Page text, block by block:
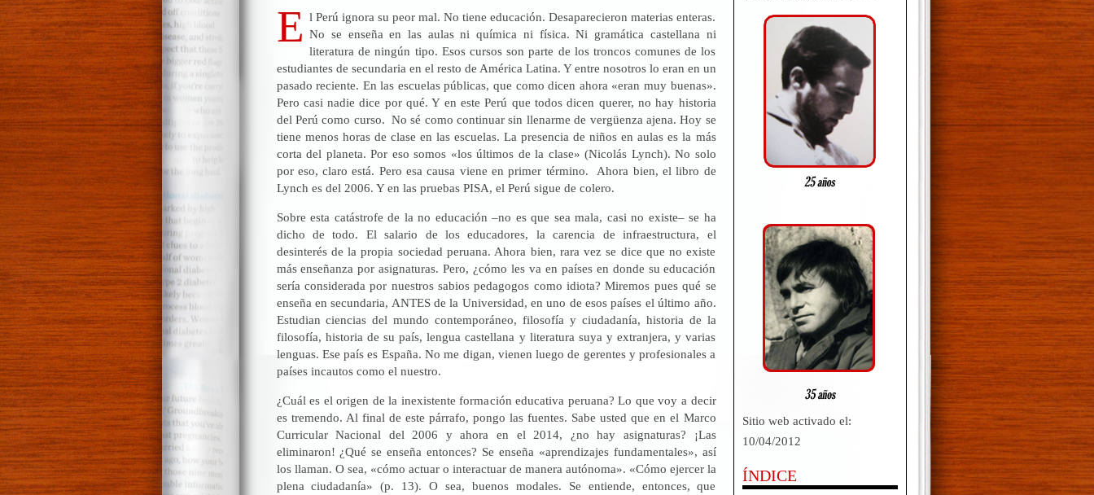
E l Perú ignora su peor mal. No tiene educación. Desaparecieron materias enteras.
No se enseña en las aulas ni química ni física. Ni gramática castellana ni
literatura de ningún tipo. Esos cursos son parte de los troncos comunes de los
estudiantes de secundaria en el resto de América Latina. Y entre nosotros lo eran en un
pasado reciente. En las escuelas públicas, que como dicen ahora «eran muy buenas».
Pero casi nadie dice por qué. Y en este Perú que todos dicen querer, no hay historia
del Perú como curso. No sé como continuar sin llenarme de vergüenza ajena. Hoy se
tiene menos horas de clase en las escuelas. La presencia de niños en aulas es la más
corta del planeta. Por eso somos «los últimos de la clase» (Nicolás Lynch). No solo
por eso, claro está. Pero esa causa viene en primer término. Ahora bien, el libro de
Lynch es del 2006. Y en las pruebas PISA, el Perú sigue de colero.
Sobre esta catástrofe de la no educación –no es que sea mala, casi no existe– se ha
dicho de todo. El salario de los educadores, la carencia de infraestructura, el
desinterés de la propia sociedad peruana. Ahora bien, rara vez se dice que no existe
más enseñanza por asignaturas. Pero, ¿cómo les va en países en donde su educación
sería considerada por nuestros sabios pedagogos como idiota? Miremos pues qué se
enseña en secundaria, ANTES de la Universidad, en uno de esos países el último año.
Estudian ciencias del mundo contemporáneo, filosofía y ciudadanía, historia de la
filosofía, historia de su país, lengua castellana y literatura suya y extranjera, y varias
lenguas. Ese país es España. No me digan, vienen luego de gerentes y profesionales a
países incautos como el nuestro.
¿Cuál es el origen de la inexistente formación educativa peruana? Lo que voy a decir
es tremendo. Al final de este párrafo, pongo las fuentes. Sabe usted que en el Marco
Curricular Nacional del 2006 y ahora en el 2014, ¿no hay asignaturas? ¡Las
eliminaron! ¿Qué se enseña entonces? Se enseña «aprendizajes fundamentales», así
los llaman. O sea, «cómo actuar o interactuar de manera autónoma». «Cómo ejercer la
plena ciudadanía» (p. 13). O sea, buenos modales. Se entiende, entonces, que
Sitio web activado el:
10/04/2012
ÍNDICE